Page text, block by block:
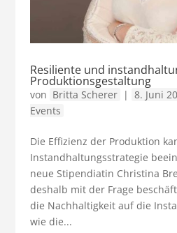
Resiliente und
Produktionsgestaltung
von Britta Scherer | 8. Juni
Events
Die Effizienz der Produktion
Instandhaltungsstrategie
neue Stipendiatin Christina
deshalb mit der Frage
die Nachhaltigkeit auf die
wie die...